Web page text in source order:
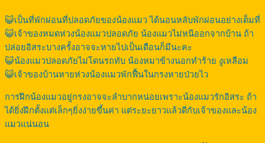
😺เป็นที่พักผ่อนที่ปลอดภัยของน้องแมว ได้นอนหลับพักผ่อนอย่างเต็มที่
😺เจ้าของหมดห่วงน้องแมวปลอดภัย น้องแมวไม่หนีออกจากบ้าน ถ้า
ปล่อยอิสระบางครั้งอาจจะหายไปเป็นเดือนก็มีนะคะ
😺น้องแมวปลอดภัยไม่โดนรถทับ น้องหมาข้างนอกทำร้าย งูเหลือม
😺เจ้าของบ้านหายห่วงน้องแมวพักฟื้นในกรงหายป่วยไว
การฝึกน้องแมวอยู่กรงอาจจะลำบากหน่อยเพราะน้องแมวรักอิสระ ถ้า
ได้ยิ่งฝึกตั้งแต่เล็กๆยิ่งง่ายขึ้นค่า แต่ระยะยาวแล้วดีกับเจ้าของและน้อง
แมวแน่นอน